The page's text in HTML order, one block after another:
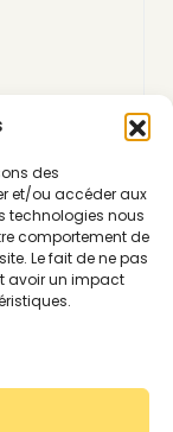
des
et/ou accéder aux
technologies nous
comportement de
Le fait de ne pas
avoir un impact